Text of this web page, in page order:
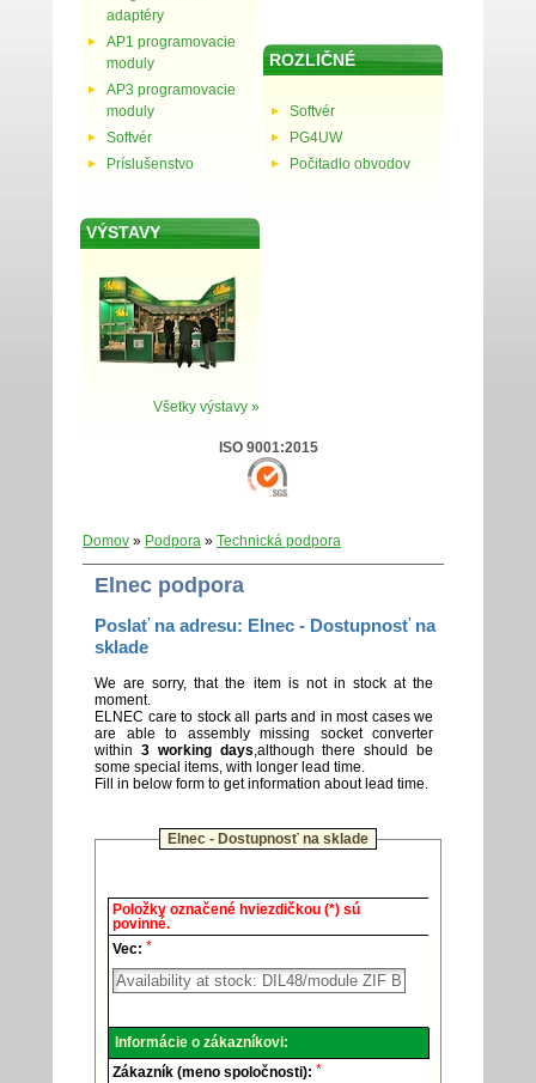
adaptéry
AP1 programovacie
moduly
AP3 programovacie
moduly
Softvér
Príslušenstvo
ROZLIČNÉ
Softvér
PG4UW
Počitadlo obvodov
VÝSTAVY
Všetky výstavy »
ISO 9001:2015
Domov » Podpora » Technická podpora
Elnec podpora
Poslať na adresu: Elnec - Dostupnosť na
sklade
We are sorry, that the item is not in stock at the
moment.
ELNEC care to stock all parts and in most cases we
are able to assembly missing socket converter
within 3 working days,although there should be
some special items, with longer lead time.
Fill in below form to get information about lead time.
Elnec - Dostupnosť na sklade
Elnec
Technická
podpora.
Položky označené hviezdičkou (*) sú
povinné.
Vec: *
Informácie o zákazníkovi:
Zákazník (meno spoločnosti): *